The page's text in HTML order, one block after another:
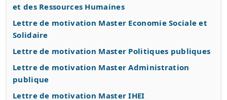
et des Ressources Humaines
Lettre de motivation Master Economie Sociale et
Solidaire
Lettre de motivation Master Politiques publiques
Lettre de motivation Master Administration
publique
Lettre de motivation Master IHEI